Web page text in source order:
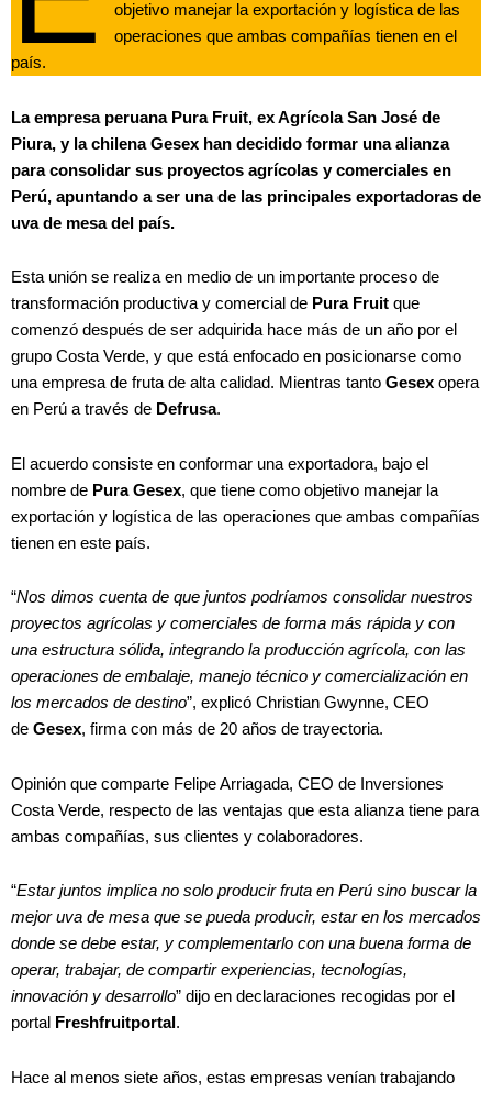
objetivo manejar la exportación y logística de las
operaciones que ambas compañías tienen en el
país.
La empresa peruana Pura Fruit, ex Agrícola San José de
Piura, y la chilena Gesex han decidido formar una alianza
para consolidar sus proyectos agrícolas y comerciales en
Perú, apuntando a ser una de las principales exportadoras de
uva de mesa del país.
Esta unión se realiza en medio de un importante proceso de
transformación productiva y comercial de Pura Fruit que
comenzó después de ser adquirida hace más de un año por el
grupo Costa Verde, y que está enfocado en posicionarse como
una empresa de fruta de alta calidad. Mientras tanto Gesex opera
en Perú a través de Defrusa.
El acuerdo consiste en conformar una exportadora, bajo el
nombre de Pura Gesex, que tiene como objetivo manejar la
exportación y logística de las operaciones que ambas compañías
tienen en este país.
“Nos dimos cuenta de que juntos podríamos consolidar nuestros
proyectos agrícolas y comerciales de forma más rápida y con
una estructura sólida, integrando la producción agrícola, con las
operaciones de embalaje, manejo técnico y comercialización en
los mercados de destino”, explicó Christian Gwynne, CEO
de Gesex, firma con más de 20 años de trayectoria.
Opinión que comparte Felipe Arriagada, CEO de Inversiones
Costa Verde, respecto de las ventajas que esta alianza tiene para
ambas compañías, sus clientes y colaboradores.
“Estar juntos implica no solo producir fruta en Perú sino buscar la
mejor uva de mesa que se pueda producir, estar en los mercados
donde se debe estar, y complementarlo con una buena forma de
operar, trabajar, de compartir experiencias, tecnologías,
innovación y desarrollo” dijo en declaraciones recogidas por el
portal Freshfruitportal .
Hace al menos siete años, estas empresas venían trabajando